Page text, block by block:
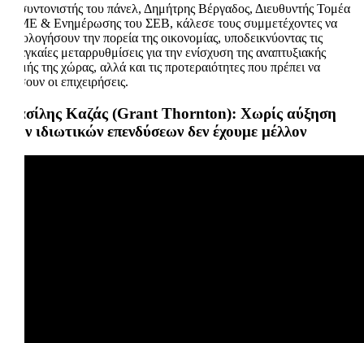
Ο συντονιστής του πάνελ, Δημήτρης Βέργαδος, Διευθυντής Τομέα
ΜΜΕ & Ενημέρωσης του ΣΕΒ, κάλεσε τους συμμετέχοντες να
αξιολογήσουν την πορεία της οικονομίας, υποδεικνύοντας τις
αναγκαίες μεταρρυθμίσεις για την ενίσχυση της αναπτυξιακής
ορμής της χώρας, αλλά και τις προτεραιότητες που πρέπει να
θέσουν οι επιχειρήσεις.
Βασίλης Καζάς (Grant Thornton): Χωρίς αύξηση
των ιδιωτικών επενδύσεων δεν έχουμε μέλλον